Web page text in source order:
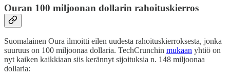
Ouran 100 miljoonan dollarin rahoituskierros
Suomalainen Oura ilmoitti eilen uudesta rahoituskierroksesta, jonka
suuruus on 100 miljoonaa dollaria. TechCrunchin mukaan yhtiö on
nyt kaiken kaikkiaan siis kerännyt sijoituksia n. 148 miljoonaa
dollaria: